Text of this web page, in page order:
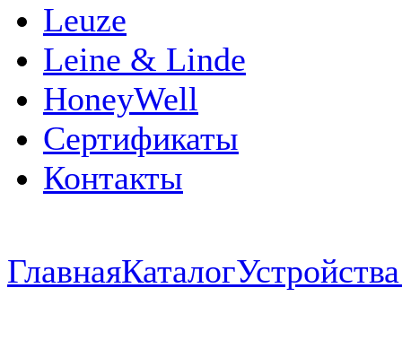
Leuze
Leine & Linde
HoneyWell
Сертификаты
Контакты
ГлавнаяКаталог